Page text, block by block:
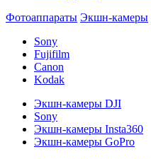
Фотоаппараты Экшн-камеры
Sony
Fujifilm
Canon
Kodak
Экшн-камеры DJI
Sony
Экшн-камеры Insta360
Экшн-камеры GoPro